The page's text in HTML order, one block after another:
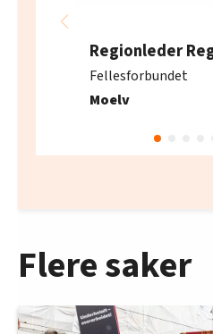
Regionleder
Fellesforbundet
Moelv
Flere saker